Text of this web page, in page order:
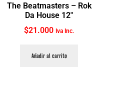
The Beatmasters ‎– Rok
Da House 12″
$21.000 Iva Inc.
Añadir al carrito